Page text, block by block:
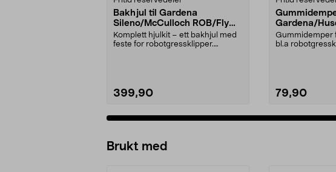
Bakhjul til Gardena
Sileno/McCulloch ROB/Flymo
Easilife
Komplett hjulkit – ett bakhjul med
feste for robotgressklipper.
399,90
Gardena/
ch/Flymo
Gummidemper
bl.a
79,90
Brukt med